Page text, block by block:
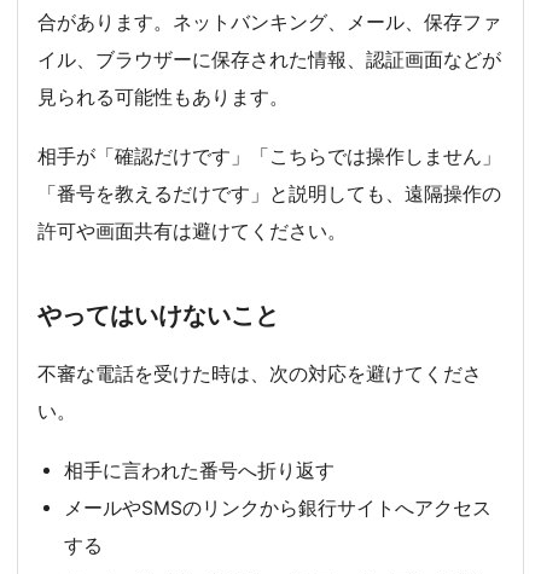
合があります。ネットバンキング、メール、保存ファ
イル、ブラウザーに保存された情報、認証画面などが
見られる可能性もあります。
相手が「確認だけです」「こちらでは操作しません」
「番号を教えるだけです」と説明しても、遠隔操作の
許可や画面共有は避けてください。
やってはいけないこと
不審な電話を受けた時は、次の対応を避けてくださ
い。
相手に言われた番号へ折り返す
メールやSMSのリンクから銀行サイトへアクセス
する